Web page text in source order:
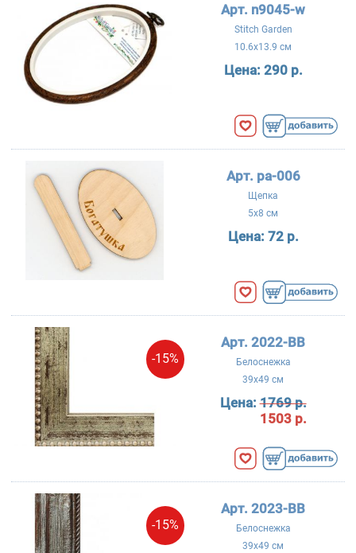
Арт. n9045-w
Stitch Garden
10.6x13.9 см
Цена: 290 р.
Арт. ра-006
Щепка
5x8 см
Цена: 72 р.
-15%
Арт. 2022-BB
Белоснежка
39x49 см
Цена:1769 р.
1503 р.
-15%
Арт. 2023-BB
Белоснежка
39x49 см